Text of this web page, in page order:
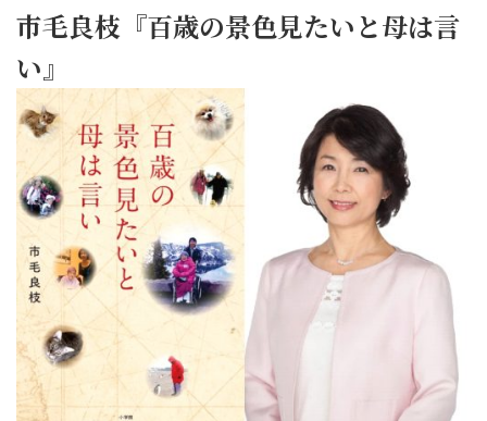
市毛良枝『百歳の景色見たいと母は言
い』